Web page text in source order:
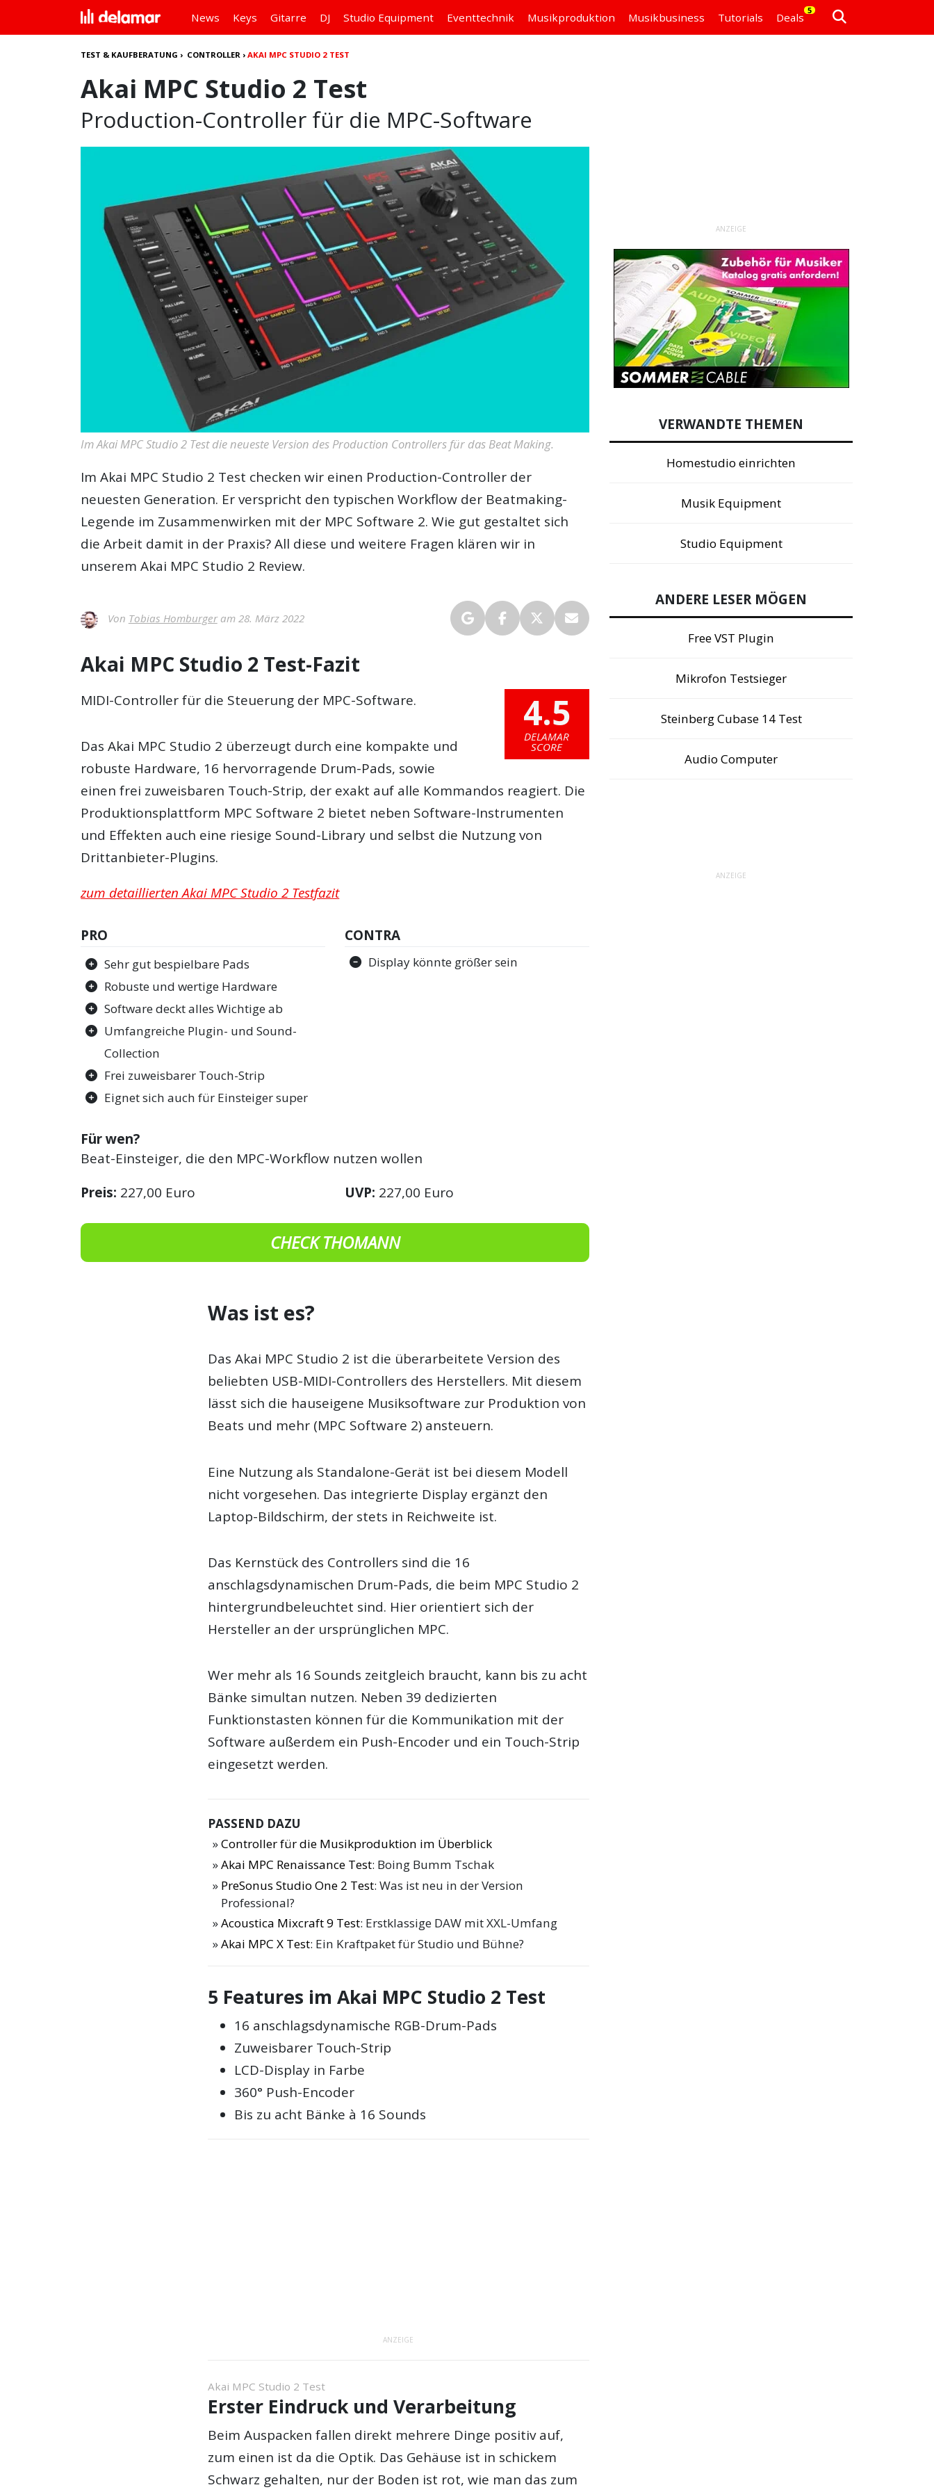
News Keys Gitarre DJ Studio Equipment Eventtechnik Musikproduktion Musikbusiness Tutorials Deals
5
TEST & KAUFBERATUNG › CONTROLLER ›AKAI MPC STUDIO 2 TEST
Akai MPC Studio 2 Test
Production-Controller für die MPC-Software
Im Akai MPC Studio 2 Test die neueste Version des Production Controllers für das Beat Making.
ImAkai MPC Studio 2 Test checken wir einen Production-Controller der
neuesten Generation. Er verspricht den typischen Workflow der Beatmaking-
Legende im Zusammenwirken mit der MPC Software 2. Wie gut gestaltet sich
die Arbeit damit in der Praxis? All diese und weitere Fragen klären wir in
unserem Akai MPC Studio 2 Review.
Von Tobias Homburgeram 28. März 2022
Akai MPC Studio 2 Test-Fazit
4.5
DELAMAR
SCORE
MIDI-Controller für die Steuerung der MPC-Software.
Das Akai MPC Studio 2 überzeugt durch eine kompakte und
robuste Hardware, 16 hervorragende Drum-Pads, sowie
einen frei zuweisbaren Touch-Strip, der exakt auf alle Kommandos reagiert. Die
Produktionsplattform MPC Software 2 bietet neben Software-Instrumenten
und Effekten auch eine riesige Sound-Library und selbst die Nutzung von
Drittanbieter-Plugins.
zum detaillierten Akai MPC Studio 2 Testfazit
PRO
Sehr gut bespielbare Pads
Robuste und wertige Hardware
Software deckt alles Wichtige ab
Umfangreiche Plugin- und Sound-
Collection
Frei zuweisbarer Touch-Strip
Eignet sich auch für Einsteiger super
CONTRA
Display könnte größer sein
Für wen?
Beat-Einsteiger, die den MPC-Workflow nutzen wollen
Preis: 227,00 Euro UVP: 227,00 Euro
CHECK THOMANN
Was ist es?
Das Akai MPC Studio 2 ist die überarbeitete Version des
beliebten USB-MIDI-Controllers des Herstellers. Mit diesem
lässt sich die hauseigene Musiksoftware zur Produktion von
Beats und mehr (MPC Software 2) ansteuern.
Eine Nutzung als Standalone-Gerät ist bei diesem Modell
nicht vorgesehen. Das integrierte Display ergänzt den
Laptop-Bildschirm, der stets in Reichweite ist.
Das Kernstück des Controllers sind die 16
anschlagsdynamischen Drum-Pads, die beim MPC Studio 2
hintergrundbeleuchtet sind. Hier orientiert sich der
Hersteller an der ursprünglichen MPC.
Wer mehr als 16 Sounds zeitgleich braucht, kann bis zu acht
Bänke simultan nutzen. Neben 39 dedizierten
Funktionstasten können für die Kommunikation mit der
Software außerdem ein Push-Encoder und ein Touch-Strip
eingesetzt werden.
PASSEND DAZU
Controller für die Musikproduktion im Überblick
Akai MPC Renaissance Test: Boing Bumm Tschak
PreSonus Studio One 2 Test: Was ist neu in der Version
Professional?
Acoustica Mixcraft 9 Test: Erstklassige DAW mit XXL-Umfang
Akai MPC X Test: Ein Kraftpaket für Studio und Bühne?
5 Features im Akai MPC Studio 2 Test
16 anschlagsdynamische RGB-Drum-Pads
Zuweisbarer Touch-Strip
LCD-Display in Farbe
360° Push-Encoder
Bis zu acht Bänke à 16 Sounds
ANZEIGE
Akai MPC Studio 2 Test
Erster Eindruck und Verarbeitung
Beim Auspacken fallen direkt mehrere Dinge positiv auf,
zum einen ist da die Optik. Das Gehäuse ist in schickem
Schwarz gehalten, nur der Boden ist rot, wie man das zum
ANZEIGE
VERWANDTE THEMEN
Homestudio einrichten
Musik Equipment
Studio Equipment
ANDERE LESER MÖGEN
Free VST Plugin
Mikrofon Testsieger
Steinberg Cubase 14 Test
Audio Computer
ANZEIGE